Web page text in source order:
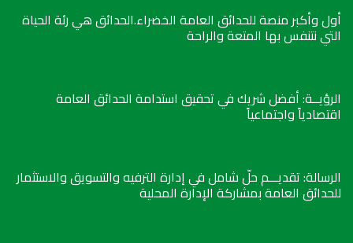
أول وأكبر منصة للحدائق العامة الخضراء.الحدائق هي رئة الحياة
التي نتنفس بها المتعة والراحة
الرؤيــة: أفضل شريك في تحقيق استدامة الحدائق العامة
اقتصادياً واجتماعياً
الرسالة: تقديـــم حلّ شامل في إدارة الترفيه والتسويق والاستثمار
للحدائق العامة بمشاركة الإدارة المحلية